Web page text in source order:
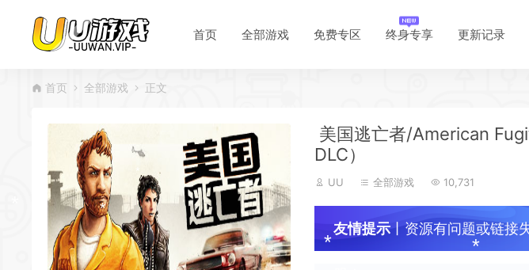
首页 全部游戏 免费专区 终身专享 更新记录
首页 全部游戏 正文
美国逃亡者/American
DLC）
UU 全部游戏 10,731
友情提示丨资源有问题或链接